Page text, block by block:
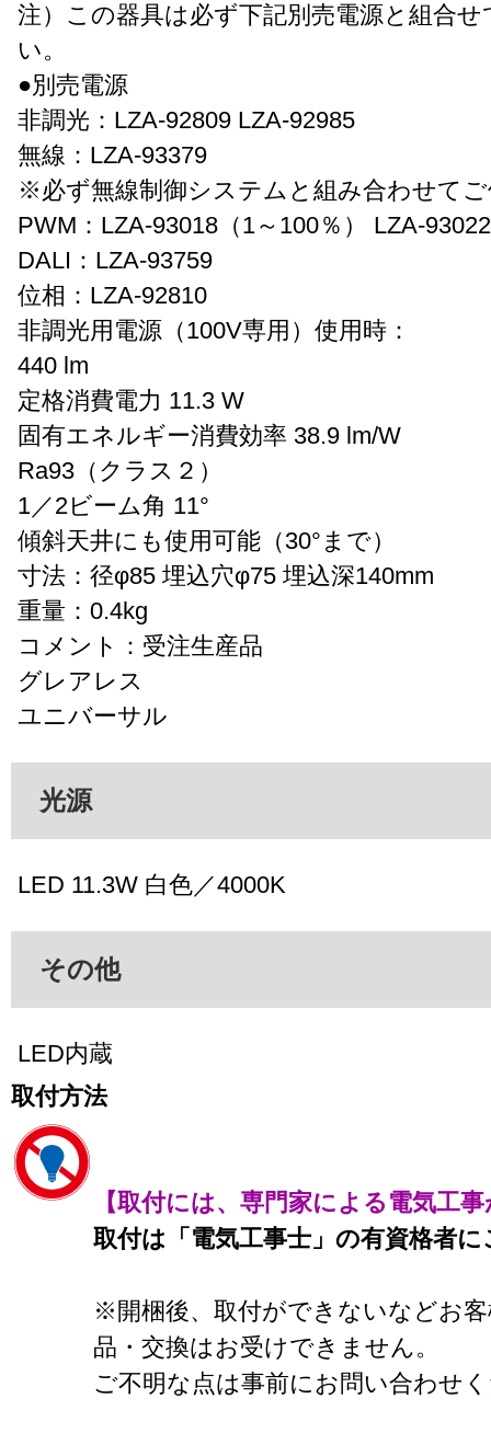
注）この器具は必ず下記別売電源と組合
い。
●別売電源
非調光：LZA-92809 LZA-92985
無線：LZA-93379
※必ず無線制御システムと組み合わせて
PWM：LZA-93018（1～100％） LZA-
DALI：LZA-93759
位相：LZA-92810
非調光用電源（100V専用）使用時：
440 lm
定格消費電力 11.3 W
固有エネルギー消費効率 38.9 lm/W
Ra93（クラス２）
1／2ビーム角 11°
傾斜天井にも使用可能（30°まで）
寸法：径φ85 埋込穴φ75 埋込深140mm
重量：0.4kg
コメント：受注生産品
グレアレス
ユニバーサル
光源
LED 11.3W 白色／4000K
その他
LED内蔵
取付方法
【取付には、専門家による電気工
取付は「電気工事士」の有資格者
※開梱後、取付ができないなどお
品・交換はお受けできません。
ご不明な点は事前にお問い合わせ